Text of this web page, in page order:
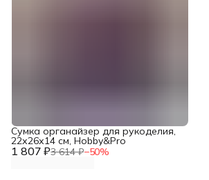
1 807 ₽3 614 ₽−50%
Сумка органайзер для рукоделия,
22х26х14 см, Hobby&Pro